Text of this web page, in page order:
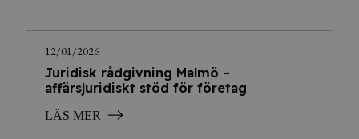
12/01/2026
Juridisk rådgivning Malmö –
affärsjuridiskt stöd för företag
LÄS MER